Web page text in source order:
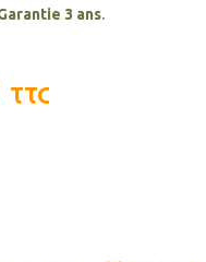
3 ans.
TTC